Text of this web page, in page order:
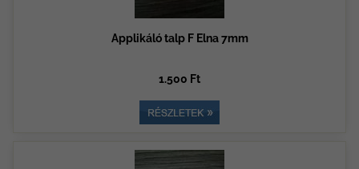
Applikáló talp F Elna 7mm
1.500 Ft